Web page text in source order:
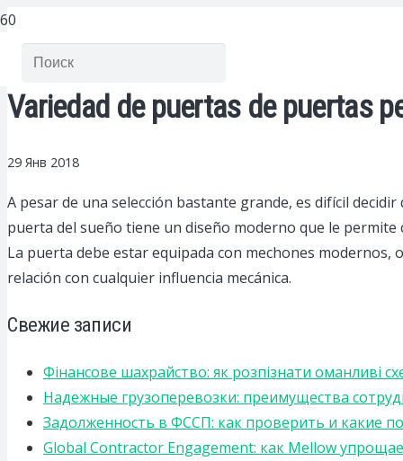
Variedad de puertas de puertas
29 Янв 2018
A pesar de una selección bastante grande, es difícil
puerta del sueño tiene un diseño moderno que le
La puerta debe estar equipada con mechones
relación con cualquier influencia mecánica.
Свежие записи
Фінансове шахрайство: як розпізнати оманливі
Надежные грузоперевозки: преимущества
Задолженность в ФССП: как проверить и какие
Global Contractor Engagement: как Mellow